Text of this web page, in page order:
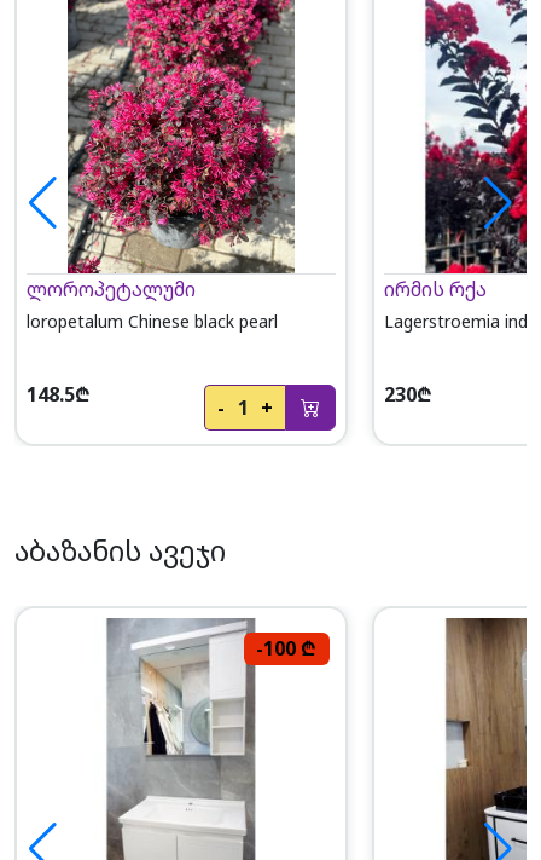
ლოროპეტალუმი
loropetalum Chinese black pearl
148.5₾ - 1 +
ირმის რქა
Lagerstroemia
230₾
აბაზანის ავეჯი
-100 ₾